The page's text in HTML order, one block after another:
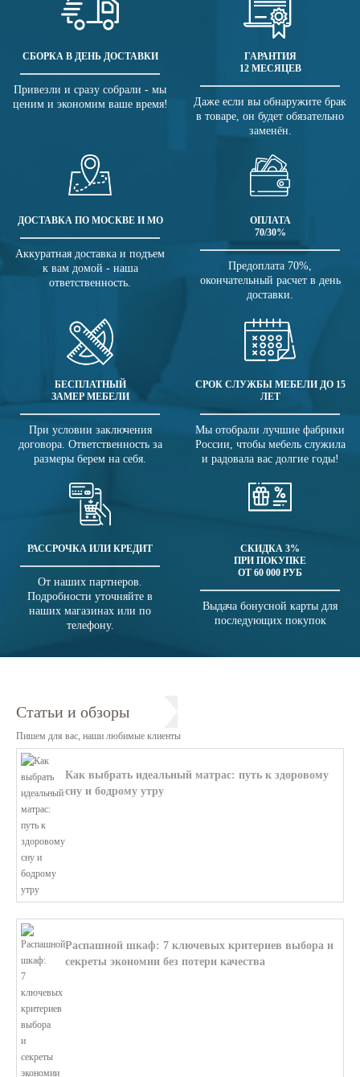
СБОРКА В ДЕНЬ ДОСТАВКИ
Привезли и сразу собрали - мы
ценим и экономим ваше время!
ГАРАНТИЯ
12 МЕСЯЦЕВ
Даже если вы обнаружите брак
в товаре, он будет обязательно
заменён.
ДОСТАВКА ПО МОСКВЕ И МО
Аккуратная доставка и подъем
к вам домой - наша
ответственность.
ОПЛАТА
70/30%
Предоплата 70%,
окончательный расчет в день
доставки.
БЕСПЛАТНЫЙ
ЗАМЕР МЕБЕЛИ
При условии заключения
договора. Ответственность за
размеры берем на себя.
СРОК СЛУЖБЫ МЕБЕЛИ ДО 15
ЛЕТ
Мы отобрали лучшие фабрики
России, чтобы мебель служила
и радовала вас долгие годы!
РАССРОЧКА ИЛИ КРЕДИТ
От наших партнеров.
Подробности уточняйте в
наших магазинах или по
телефону.
СКИДКА 3%
ПРИ ПОКУПКЕ
ОТ 60 000 РУБ
Выдача бонусной карты для
последующих покупок
Статьи и обзоры
Пишем для вас, наши любимые клиенты
Как выбрать идеальный матрас: путь к здоровому
сну и бодрому утру
Распашной шкаф: 7 ключевых критериев выбора и
секреты экономии без потери качества